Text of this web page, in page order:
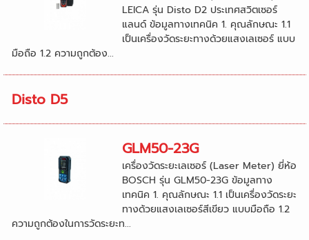
LEICA รุ่น Disto D2 ประเทศสวิตเซอร์
แลนด์ ข้อมูลทางเทคนิค 1. คุณลักษณะ 1.1
เป็นเครื่องวัดระยะทางด้วยแสงเลเซอร์ แบบ
มือถือ 1.2 ความถูกต้อง...
Disto D5
GLM50-23G
เครื่องวัดระยะเลเซอร์ (Laser Meter) ยี่ห้อ
BOSCH รุ่น GLM50-23G ข้อมูลทาง
เทคนิค 1. คุณลักษณะ 1.1 เป็นเครื่องวัดระยะ
ทางด้วยแสงเลเซอร์สีเขียว แบบมือถือ 1.2
ความถูกต้องในการวัดระยะท...